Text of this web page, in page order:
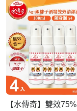
【水傳奇】雙效